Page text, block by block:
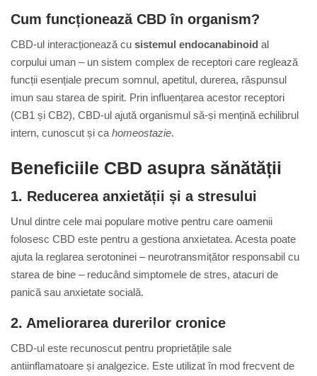
Cum funcționează CBD în organism?
CBD-ul interacționează cu sistemul endocanabinoid al
corpului uman – un sistem complex de receptori care reglează
funcții esențiale precum somnul, apetitul, durerea, răspunsul
imun sau starea de spirit. Prin influențarea acestor receptori
(CB1 și CB2), CBD-ul ajută organismul să-și mențină echilibrul
intern, cunoscut și ca homeostazie.
Beneficiile CBD asupra sănătății
1. Reducerea anxietății și a stresului
Unul dintre cele mai populare motive pentru care oamenii
folosesc CBD este pentru a gestiona anxietatea. Acesta poate
ajuta la reglarea serotoninei – neurotransmițător responsabil cu
starea de bine – reducând simptomele de stres, atacuri de
panică sau anxietate socială.
2. Ameliorarea durerilor cronice
CBD-ul este recunoscut pentru proprietățile sale
antiinflamatoare și analgezice. Este utilizat în mod frecvent de